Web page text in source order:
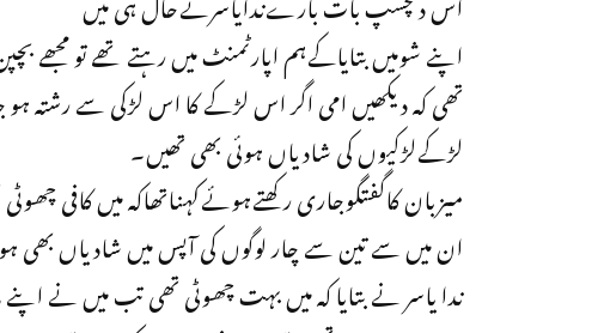
اپنے شومیں بتایاکےہم اپارٹمنٹ میں رہتے تھے تو مجھے
تھی کہ دیکھیں امی اگر اس لڑکے کا اس لڑکی سے رشتہ
لڑکےلڑکیوں کی شادیاں ہوئی بھی تھیں۔
میزبان کاگفتگوجاری رکھتےہوئےکہناتھاکہ میں کافی
ان میں سے تین سے چار لوگوں کی آپس میں شادیاں بھی
ندا یاسر نے بتایا کہ میں بہت چھوٹی تھی تب میں نے